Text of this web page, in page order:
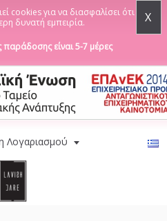
cookies για να διασφαλίσει ότι
δυνατή εμπειρία.
X
είναι 5-7 μέρες
Λογαριασμού